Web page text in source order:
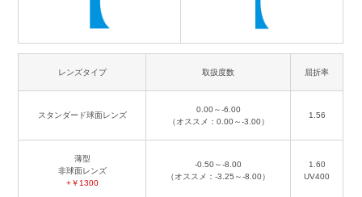
レンズタイプ 取扱度数 屈折率
スタンダード球面レンズ
0.00～-6.00
（オススメ：0.00～-3.00）
1.56
薄型
非球面レンズ
+￥1300
-0.50～-8.00
（オススメ：-3.25～-8.00）
1.60
UV400